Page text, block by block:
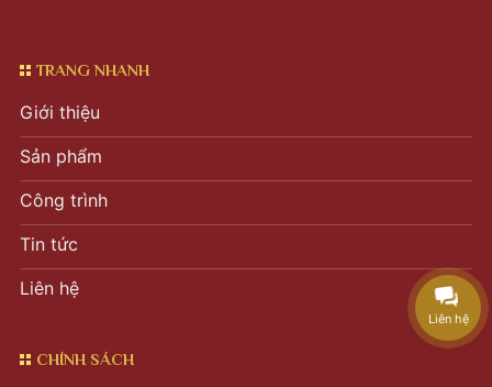
TRANG NHANH
Giới thiệu
Sản phẩm
Công trình
Tin tức
Liên hệ
CHÍNH SÁCH
Liên hệ